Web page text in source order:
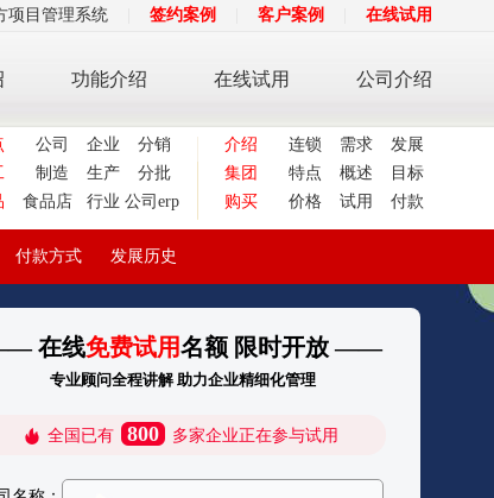
项目管理系统 签约案例 客户案例 在线试用
功能介绍 在线试用 公司介绍
公司 企业
分销
制造 生产
分批
食品店 行业 公司erp
介绍 连锁 需求
发展
集团
特点 概述
目标
购买
价格 试用 付款
付款方式 发展历史